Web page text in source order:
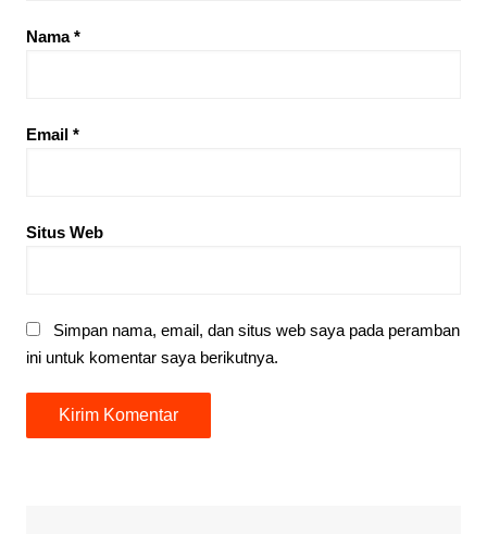
Nama*
Email *
Situs Web
Simpan nama, email, dan situs web saya pada peramban
ini untuk komentar saya berikutnya.